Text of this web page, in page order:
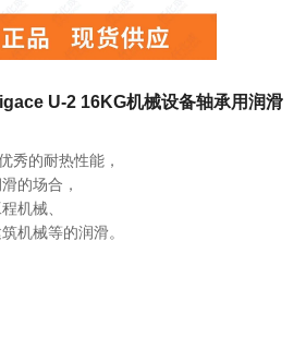
路振业国际商务中心21楼2102
U-2 16KG机械设备轴承用润滑
秀的耐热性能，
的场合，
机械、
机械等的润滑。